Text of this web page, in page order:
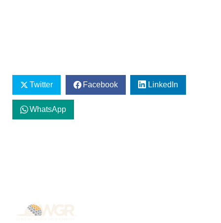
Twitter Facebook LinkedIn
WhatsApp